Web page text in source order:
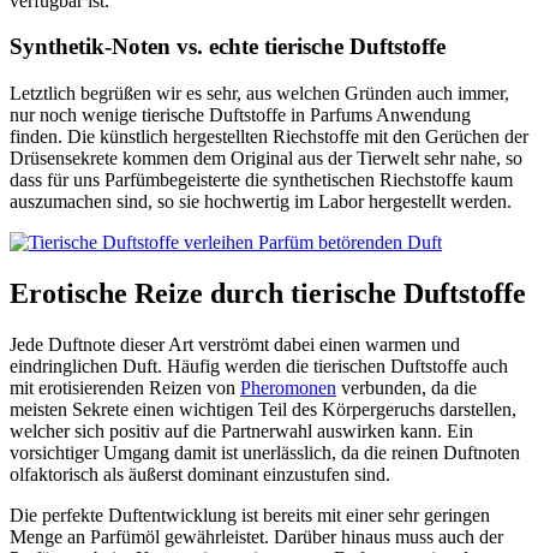
Synthetik-Noten vs. echte tierische Duftstoffe
Letztlich begrüßen wir es sehr, aus welchen Gründen auch immer,
nur noch wenige tierische Duftstoffe in Parfums Anwendung
finden. Die künstlich hergestellten Riechstoffe mit den Gerüchen der
Drüsensekrete kommen dem Original aus der Tierwelt sehr nahe, so
dass für uns Parfümbegeisterte die synthetischen Riechstoffe kaum
auszumachen sind, so sie hochwertig im Labor hergestellt werden.
Erotische Reize durch tierische Duftstoffe
Jede Duftnote dieser Art verströmt dabei einen warmen und
eindringlichen Duft. Häufig werden die tierischen Duftstoffe auch
mit erotisierenden Reizen von Pheromonen verbunden, da die
meisten Sekrete einen wichtigen Teil des Körpergeruchs darstellen,
welcher sich positiv auf die Partnerwahl auswirken kann. Ein
vorsichtiger Umgang damit ist unerlässlich, da die reinen Duftnoten
olfaktorisch als äußerst dominant einzustufen sind.
Die perfekte Duftentwicklung ist bereits mit einer sehr geringen
Menge an Parfümöl gewährleistet. Darüber hinaus muss auch der